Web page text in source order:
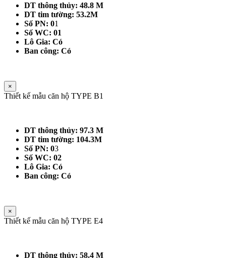
DT thông thủy: 48.8 M
DT tim tường: 53.2M
Số PN: 01
Số WC: 01
Lô Gia: Có
Ban công: Có
×
Thiết kế mẫu căn hộ TYPE B1
DT thông thủy: 97.3 M
DT tim tường: 104.3M
Số PN: 03
Số WC: 02
Lô Gia: Có
Ban công: Có
×
Thiết kế mẫu căn hộ TYPE E4
DT thông thủy: 58.4 M